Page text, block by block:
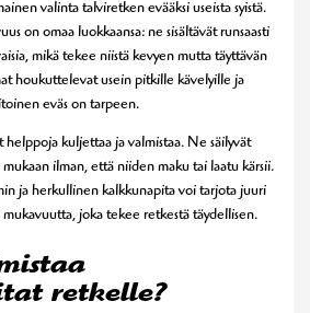
valinta talviretken evääksi useista syistä.
on omaa luokkaansa: ne sisältävät runsaasti
mikä tekee niistä kevyen mutta täyttävän
houkuttelevat usein pitkille kävelyille ja
eväs on tarpeen.
helppoja kuljettaa ja valmistaa. Ne säilyvät
ilman, että niiden maku tai laatu kärsii.
ja herkullinen kalkkunapita voi tarjota juuri
mukavuutta, joka tekee retkestä täydellisen.
retkelle?